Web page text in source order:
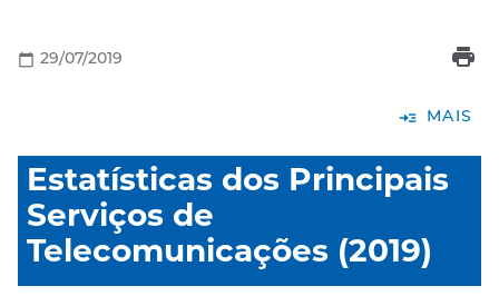
calendar_today 29/07/2019 print
read_more MAIS
Estatísticas dos Principais
Serviços de
Telecomunicações (2019)